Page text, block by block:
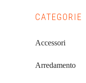
Primary
Sidebar
CATEGORIE
Accessori
Arredamento